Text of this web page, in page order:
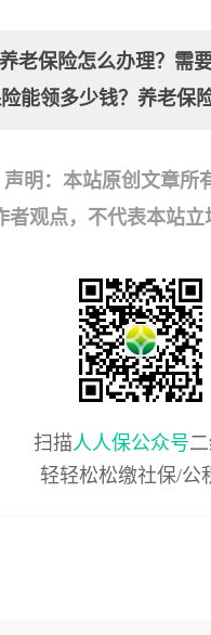
老保险怎么办理？需
能领多少钱？养老保
声明：本站原创文章所
者观点，不代表本站
扫描人人保公众号
轻轻松松缴社保/公